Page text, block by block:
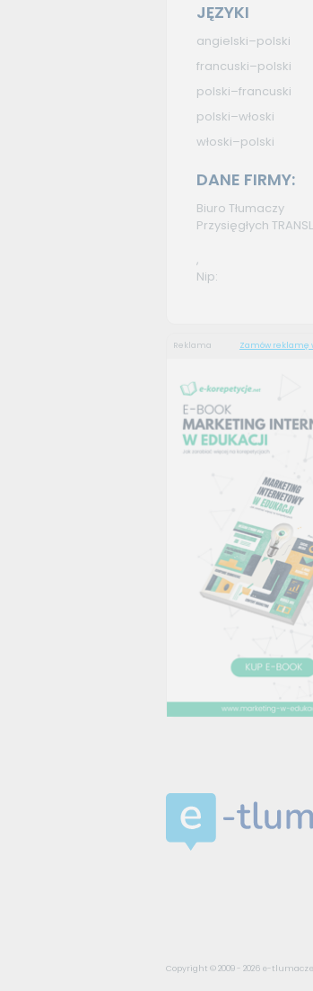
JĘZYKI
angielski–polski
francuski–polski
polski–francuski
polski–włoski
włoski–polski
DANE FIRMY:
Biuro Tłumaczy
Przysięgłych
,
Nip:
Reklama Zamów reklamę
Copyright © 2009 - 2026 e-